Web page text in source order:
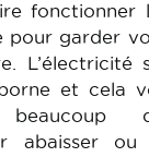
fonctionner
pour garder
L’électricité
et cela
abaisser ou